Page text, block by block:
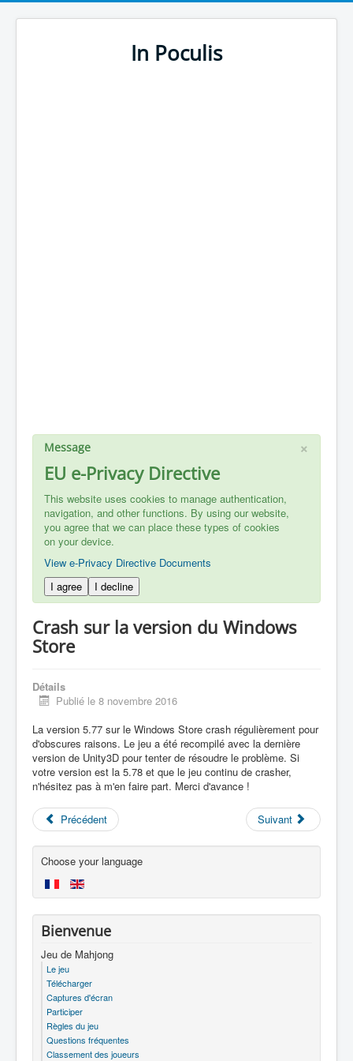
In Poculis
×
Message
EU e-Privacy Directive
This website uses cookies to manage authentication,
navigation, and other functions. By using our website,
you agree that we can place these types of cookies
on your device.
View e-Privacy Directive Documents
I agree
I decline
Crash sur la version du Windows
Store
Détails
Publié le 8 novembre 2016
La version 5.77 sur le Windows Store crash régulièrement pour
d'obscures raisons. Le jeu a été recompilé avec la dernière
version de Unity3D pour tenter de résoudre le problème. Si
votre version est la 5.78 et que le jeu continu de crasher,
n'hésitez pas à m'en faire part. Merci d'avance !
Précédent Suivant
Choose your language
Bienvenue
Jeu de Mahjong
Le jeu
Télécharger
Captures d'écran
Participer
Règles du jeu
Questions fréquentes
Classement des joueurs